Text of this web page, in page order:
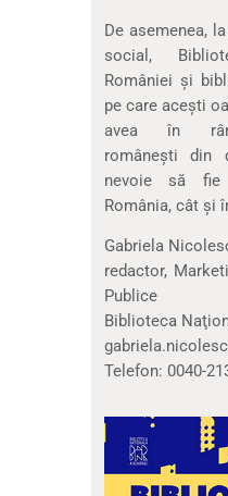
De asemenea,
social,
României şi
pe care aceşti
avea în
româneşti din
nevoie să
România, cât şi
Gabriela
redactor,
Publice
Biblioteca
Telefon: 0040-